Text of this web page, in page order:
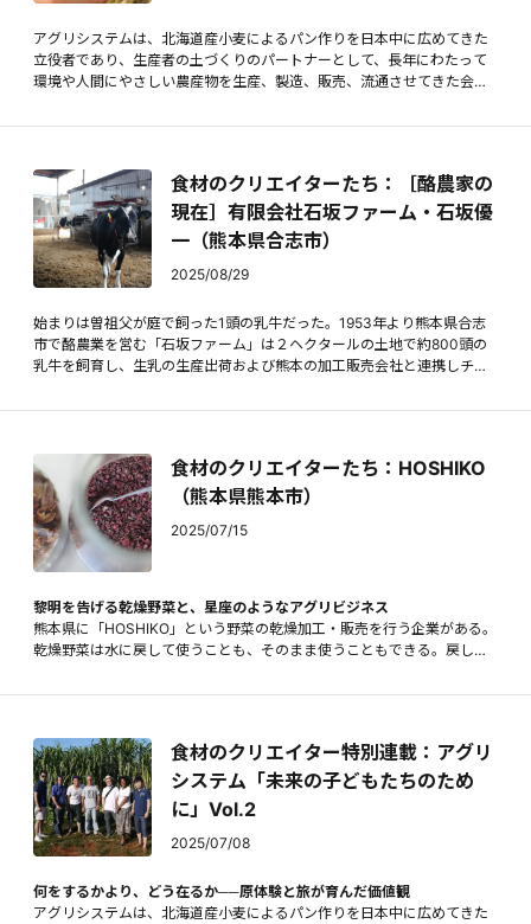
アグリシステムは、北海道産小麦によるパン作りを日本中に広めてきた
立役者であり、生産者の土づくりのパートナーとして、長年にわたって
環境や人間にやさしい農産物を生産、製造、販売、流通させてきた会
ならず医療や教育などのあらゆる社会課題の解決にも取り組むなど、活
とを考え、どこへ向かおうとしているのか。伊藤社長が自らの言葉で綴
る不定期連載。
食材のクリエイターたち：［酪農家の
現在］有限会社石坂ファーム・石坂優
一（熊本県合志市）
2025/08/29
始まりは曽祖父が庭で飼った1頭の乳牛だった。1953年より熊本県合志
市で酪農業を営む「石坂ファーム」は２ヘクタールの土地で約800頭の
乳牛を飼育し、生乳の生産出荷および熊本の加工販売会社と連携しチー
業を未来へと繋ぐために。４代目石坂優一が語る酪農家の現在と夢。
食材のクリエイターたち：HOSHIKO
（熊本県熊本市）
2025/07/15
黎明を告げる乾燥野菜と、星座のようなアグリビジネス
熊本県に「HOSHIKO」という野菜の乾燥加工・販売を行う企業がある。
乾燥野菜は水に戻して使うことも、そのまま使うこともできる。戻し汁
SHIKOの創設者であり、株式会社HOSHIKO Linksの冨永詩織さんによる
いう。乾燥加工によって野菜の体積が小さくなり栄養素が濃縮されるた
めだ。また野菜本来のおいしさ、旨みも凝縮される。そして常温で長期
保存が可能という、生野菜にはない利点を多く持つ。
食材のクリエイター特別連載：アグリ
システム「未来の子どもたちのため
に」Vol.2
2025/07/08
何をするかより、どう在るか──原体験と旅が育んだ価値観
アグリシステムは、北海道産小麦によるパン作りを日本中に広めてきた